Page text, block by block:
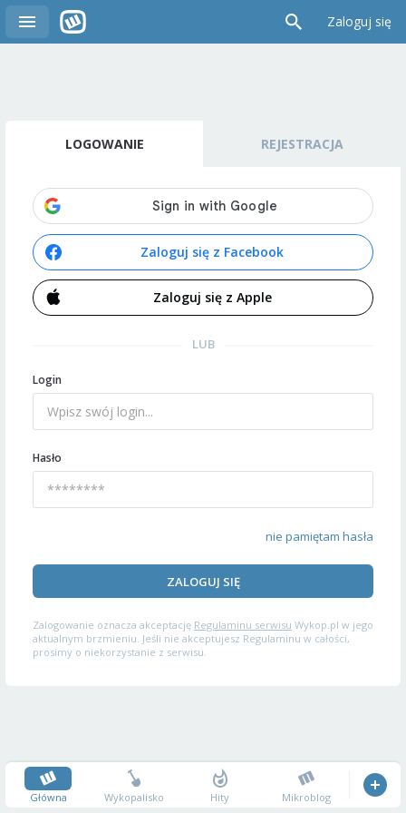
Zaloguj się
LOGOWANIE REJESTRACJA
Zaloguj się z Facebook
Zaloguj się z Apple
LUB
Login
Hasło
nie pamiętam hasła
ZALOGUJ SIĘ
Zalogowanie oznacza akceptację Regulaminu serwisu Wykop.pl w jego
aktualnym brzmieniu. Jeśli nie akceptujesz Regulaminu w całości,
prosimy o niekorzystanie z serwisu.
Główna Wykopalisko Hity Mikroblog